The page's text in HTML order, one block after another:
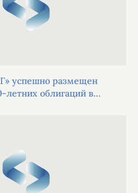
успешно размещен
летних облигаций в
программы